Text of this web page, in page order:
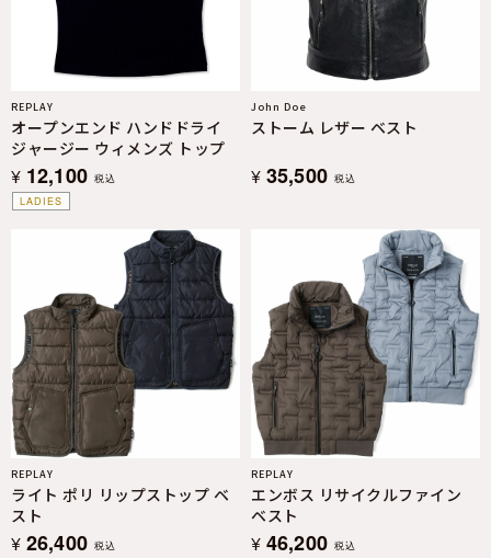
LADIES
REPLAY
オープンエンド ハンドドライ
ジャージー ウィメンズ トップ
¥ 12,100 税込
John Doe
ストーム レザー ベスト
¥ 35,500 税込
REPLAY
ライト ポリ リップストップ ベ
スト
¥ 26,400 税込
REPLAY
エンボス リサイクルファイン
ベスト
¥ 46,200 税込